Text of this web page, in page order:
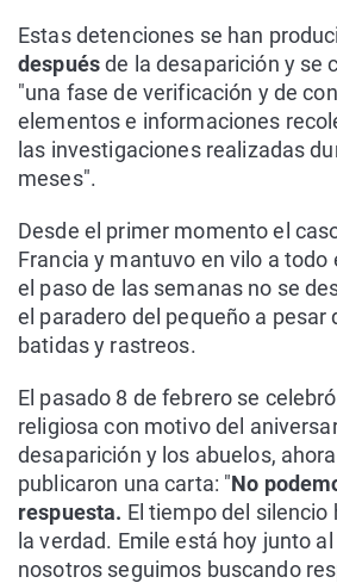
Estas detenciones se han
despuésde la desaparición y se
"una fase de verificación y de
elementos e informaciones
las investigaciones realizadas
meses".
Desde el primer momento el
Francia y mantuvo en vilo a todo
el paso de las semanas no se
el paradero del pequeño a pesar
batidas y rastreos.
El pasado 8 de febrero se
religiosa con motivo del
desaparición y los abuelos,
publicaron una carta: "No
respuesta. El tiempo del silencio
la verdad. Emile está hoy junto
nosotros seguimos buscando